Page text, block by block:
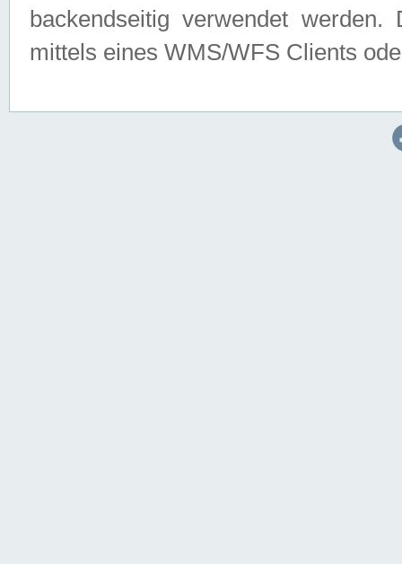
backendseitig verwendet
mittels eines WMS/WFS Clients